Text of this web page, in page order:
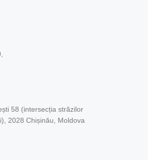
58 (intersecția străzilor
2028 Chișinău, Moldova